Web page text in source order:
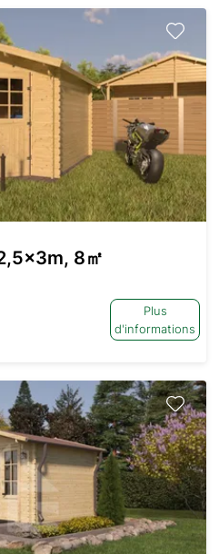
8㎡
Plus
d'informations